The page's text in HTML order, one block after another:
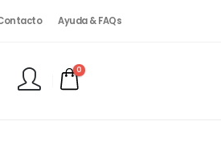
Ayuda & FAQs
0